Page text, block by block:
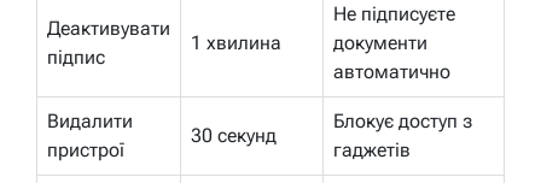
Деактивувати
підпис
1 хвилина
Не підписуєте
документи
автоматично
Видалити
пристрої
30 секунд
Блокує доступ з
гаджетів